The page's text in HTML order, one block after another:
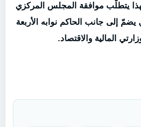
يتطلّب موافقة المجلس المركزي
إلى جانب الحاكم نوابه الأربعة
المالية والاقتصاد.